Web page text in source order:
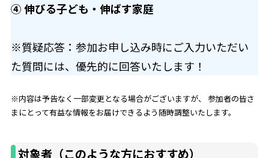
④ 伸びる子ども・伸ばす家庭
※質疑応答：参加お申し込み時にご入力いただい
た質問には、優先的に回答いたします！
※内容は予告なく一部変更となる場合がございますが、 参加者の皆さ
まにとって有益な情報をお届けできるよう随時調整いたします。
対象者（このような方におすすめ）